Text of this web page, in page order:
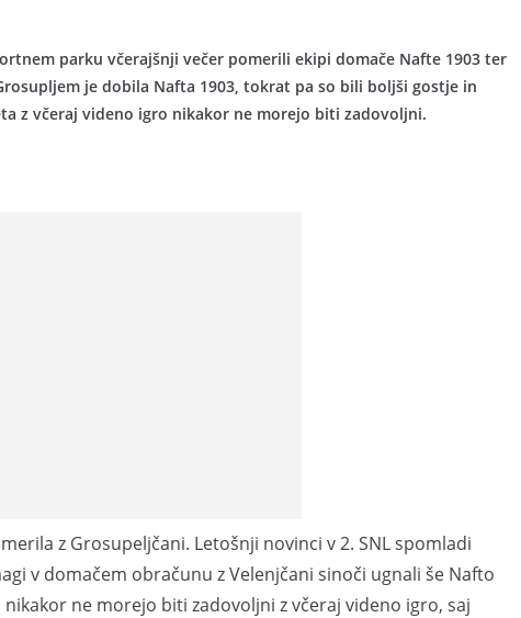
parku včerajšnji večer pomerili ekipi domače Nafte 1903 ter
je dobila Nafta 1903, tokrat pa so bili boljši gostje in
z včeraj videno igro nikakor ne morejo biti zadovoljni.
z Grosupeljčani. Letošnji novinci v 2. SNL spomladi
v domačem obračunu z Velenjčani sinoči ugnali še Nafto
ne morejo biti zadovoljni z včeraj videno igro, saj